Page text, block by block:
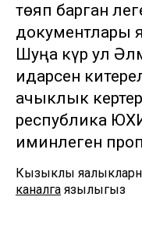
төяп барган
документлары
Шуңа күрә ул
идарәсенә
ачыклык
республика
иминлеген
Кызыклы
каналга язылыгыз